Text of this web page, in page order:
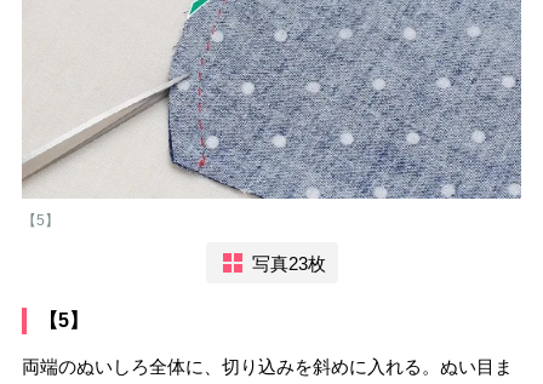
【5】
写真23枚
【5】
両端のぬいしろ全体に、切り込みを斜めに入れる。ぬい目ま